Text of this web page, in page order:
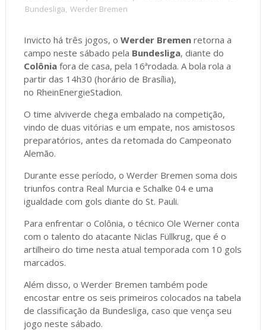
Bundesliga, Werder Bremen
Invicto há três jogos, o Werder Bremenretorna a
campo neste sábado pela Bundesliga, diante do
Colônia fora de casa, pela 16ªrodada. A bola rola a
partir das 14h30 (horário de Brasília),
no RheinEnergieStadion.
O time alviverde chega embalado na competição,
vindo de duas vitórias e um empate, nos amistosos
preparatórios, antes da retomada do Campeonato
Alemão.
Durante esse período, o Werder Bremen soma dois
triunfos contra Real Murcia e Schalke 04 e uma
igualdade com gols diante do St. Pauli.
Para enfrentar o Colônia, o técnico Ole Werner conta
com o talento do atacante Niclas Füllkrug, que é o
artilheiro do time nesta atual temporada com 10 gols
marcados.
Além disso, o Werder Bremen também pode
encostar entre os seis primeiros colocados na tabela
de classificação da Bundesliga, caso que vença seu
jogo neste sábado.